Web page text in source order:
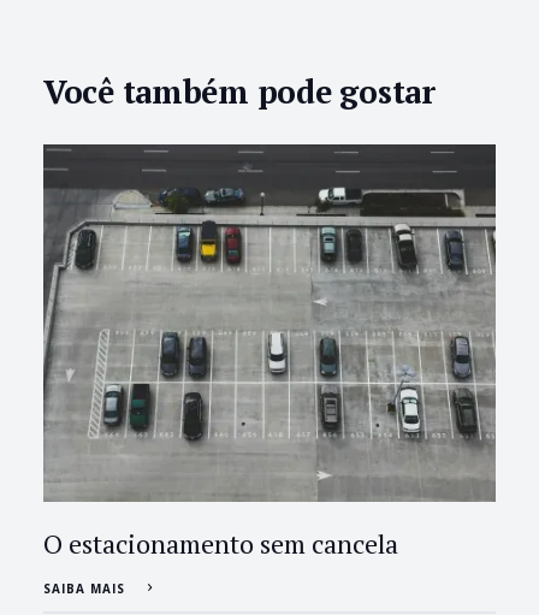
Você também pode gostar
O estacionamento sem cancela
SAIBA MAIS